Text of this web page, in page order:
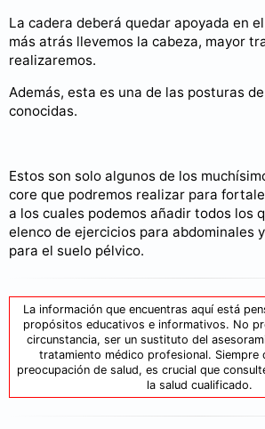
La cadera deberá quedar apoyada en
más atrás llevemos la cabeza, mayor
realizaremos.
Además, esta es una de las posturas
conocidas.
Estos son solo algunos de los
core que podremos realizar para
a los cuales podemos añadir todos los
elenco de ejercicios para abdominales
para el suelo pélvico.
La información que encuentras aquí está
propósitos educativos e informativos. No
circunstancia, ser un sustituto del
tratamiento médico profesional. Siempre
preocupación de salud, es crucial que
la salud cualificado.